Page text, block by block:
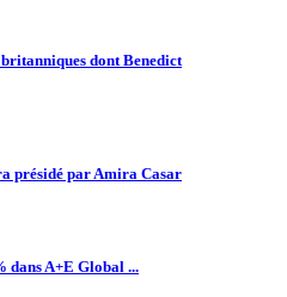
dont Benedict
présidé par Amira Casar
dans A+E Global ...